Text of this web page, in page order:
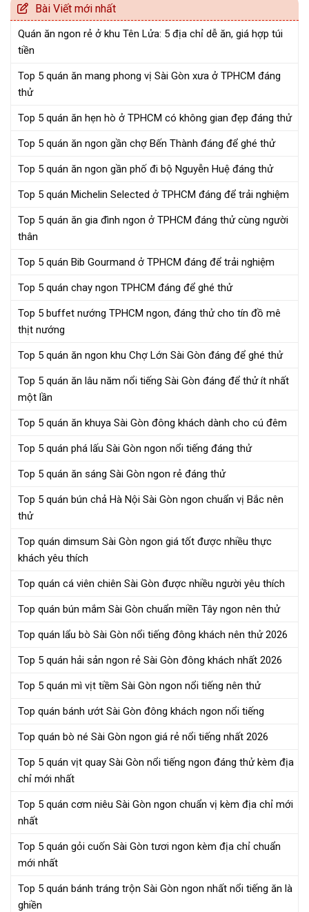
Bài Viết mới nhất
Quán ăn ngon rẻ ở khu Tên Lửa: 5 địa chỉ dễ ăn, giá hợp túi
tiền
Top 5 quán ăn mang phong vị Sài Gòn xưa ở TPHCM đáng
thử
Top 5 quán ăn hẹn hò ở TPHCM có không gian đẹp đáng thử
Top 5 quán ăn ngon gần chợ Bến Thành đáng để ghé thử
Top 5 quán ăn ngon gần phố đi bộ Nguyễn Huệ đáng thử
Top 5 quán Michelin Selected ở TPHCM đáng để trải nghiệm
Top 5 quán ăn gia đình ngon ở TPHCM đáng thử cùng người
thân
Top 5 quán Bib Gourmand ở TPHCM đáng để trải nghiệm
Top 5 quán chay ngon TPHCM đáng để ghé thử
Top 5 buffet nướng TPHCM ngon, đáng thử cho tín đồ mê
thịt nướng
Top 5 quán ăn ngon khu Chợ Lớn Sài Gòn đáng để ghé thử
Top 5 quán ăn lâu năm nổi tiếng Sài Gòn đáng để thử ít nhất
một lần
Top 5 quán ăn khuya Sài Gòn đông khách dành cho cú đêm
Top 5 quán phá lấu Sài Gòn ngon nổi tiếng đáng thử
Top 5 quán ăn sáng Sài Gòn ngon rẻ đáng thử
Top 5 quán bún chả Hà Nội Sài Gòn ngon chuẩn vị Bắc nên
thử
Top quán dimsum Sài Gòn ngon giá tốt được nhiều thực
khách yêu thích
Top quán cá viên chiên Sài Gòn được nhiều người yêu thích
Top quán bún mắm Sài Gòn chuẩn miền Tây ngon nên thử
Top quán lẩu bò Sài Gòn nổi tiếng đông khách nên thử 2026
Top 5 quán hải sản ngon rẻ Sài Gòn đông khách nhất 2026
Top 5 quán mì vịt tiềm Sài Gòn ngon nổi tiếng nên thử
Top quán bánh ướt Sài Gòn đông khách ngon nổi tiếng
Top quán bò né Sài Gòn ngon giá rẻ nổi tiếng nhất 2026
Top 5 quán vịt quay Sài Gòn nổi tiếng ngon đáng thử kèm địa
chỉ mới nhất
Top 5 quán cơm niêu Sài Gòn ngon chuẩn vị kèm địa chỉ mới
nhất
Top 5 quán gỏi cuốn Sài Gòn tươi ngon kèm địa chỉ chuẩn
mới nhất
Top 5 quán bánh tráng trộn Sài Gòn ngon nhất nổi tiếng ăn là
ghiền